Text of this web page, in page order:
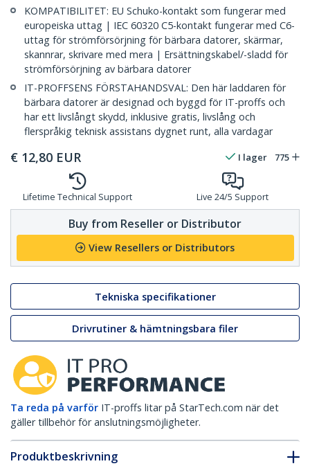
KOMPATIBILITET: EU Schuko-kontakt som fungerar med
europeiska uttag | IEC 60320 C5-kontakt fungerar med C6-
uttag för strömförsörjning för bärbara datorer, skärmar,
skannrar, skrivare med mera | Ersättningskabel/-sladd för
strömförsörjning av bärbara datorer
IT-PROFFSENS FÖRSTAHANDSVAL: Den här laddaren för
bärbara datorer är designad och byggd för IT-proffs och
har ett livslångt skydd, inklusive gratis, livslång och
flerspråkig teknisk assistans dygnet runt, alla vardagar
€ 12,80 EUR I lager 775
Lifetime Technical Support Live 24/5 Support
Buy from Reseller or Distributor
View Resellers or Distributors
Tekniska specifikationer
Drivrutiner & hämtningsbara filer
Ta reda på varför IT-proffs litar på StarTech.com när det
gäller tillbehör för anslutningsmöjligheter.
Produktbeskrivning